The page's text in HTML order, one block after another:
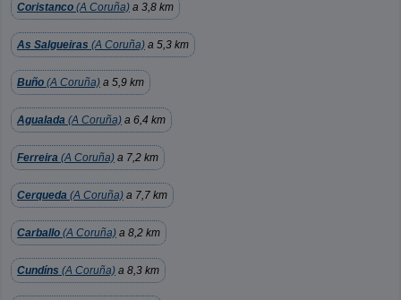
Coristanco (A Coruña) a 3,8 km
As Salgueiras (A Coruña) a 5,3 km
Buño (A Coruña) a 5,9 km
Agualada (A Coruña) a 6,4 km
Ferreira (A Coruña) a 7,2 km
Cerqueda (A Coruña) a 7,7 km
Carballo (A Coruña) a 8,2 km
Cundíns (A Coruña) a 8,3 km